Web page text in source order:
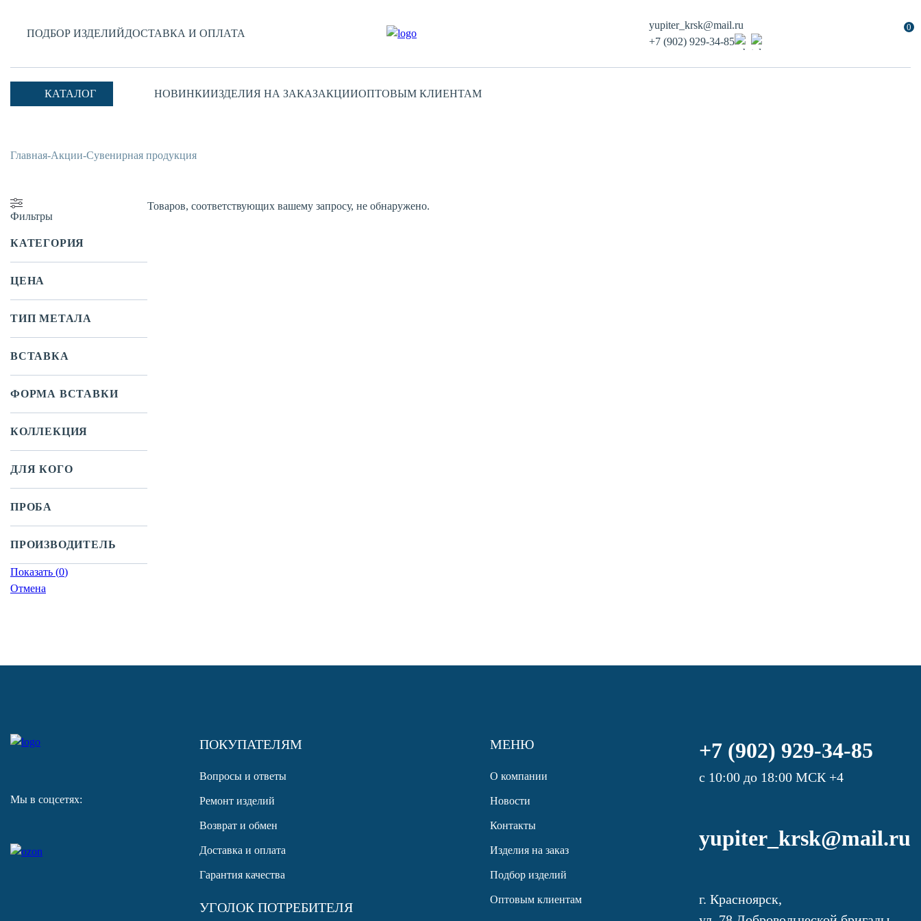
ПОДБОР ИЗДЕЛИЙДОСТАВКА И ОПЛАТА
yupiter_krsk@mail.ru
+7 (902) 929-34-85
0
КАТАЛОГ НОВИНКИИЗДЕЛИЯ НА ЗАКАЗАКЦИИОПТОВЫМ КЛИЕНТАМ
Главная-Акции-Сувенирная продукция
Фильтры
КАТЕГОРИЯ
ЦЕНА
ТИП МЕТАЛА
ВСТАВКА
ФОРМА ВСТАВКИ
КОЛЛЕКЦИЯ
ДЛЯ КОГО
ПРОБА
ПРОИЗВОДИТЕЛЬ
Показать (0)
Отмена
Товаров, соответствующих вашему запросу, не обнаружено.
Мы в соцсетях:
ПОКУПАТЕЛЯМ
Вопросы и ответы
Ремонт изделий
Возврат и обмен
Доставка и оплата
Гарантия качества
УГОЛОК ПОТРЕБИТЕЛЯ
МЕНЮ
О компании
Новости
Контакты
Изделия на заказ
Подбор изделий
Оптовым клиентам
+7 (902) 929-34-85
с 10:00 до 18:00 МСК +4
yupiter_krsk@mail.ru
г. Красноярск,